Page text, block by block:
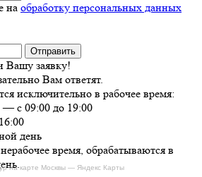
на карте Москвы — Яндекс Карты
на обработку персональных данных
Вашу заявку!
Вам ответят.
исключительно в рабочее время:
с 09:00 до 19:00
день
время, обрабатываются в